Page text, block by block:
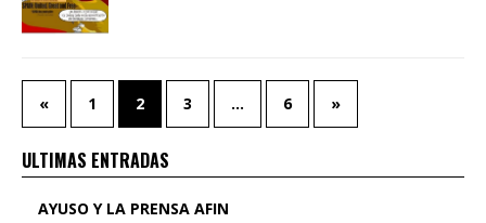
« 1 2 3 … 6 »
ULTIMAS ENTRADAS
AYUSO Y LA PRENSA AFIN